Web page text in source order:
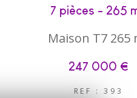
7 pièces - 265
Maison T7 265
247 000 €
REF : 393